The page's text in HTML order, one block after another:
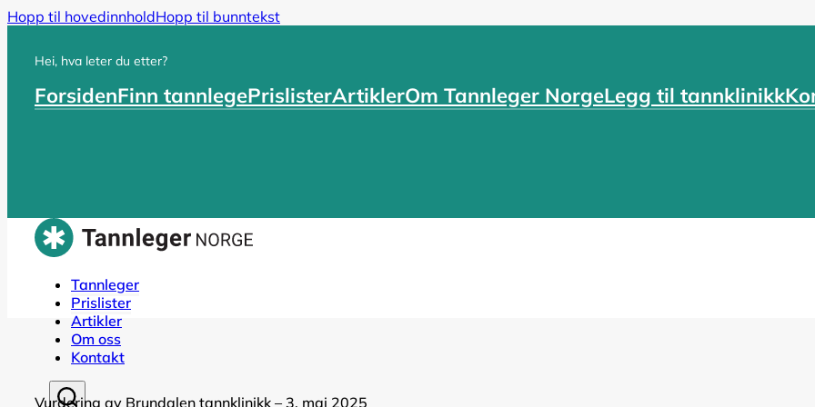
Hopp til hovedinnholdHopp til bunntekst
Hei, hva leter du etter?
ForsidenFinn tannlegePrislisterArtiklerOm Tannleger NorgeLegg til tannklinikk
Tannleger
Prislister
Artikler
Om oss
Kontakt
Vurdering av Brundalen tannklinikk – 3. mai 2025